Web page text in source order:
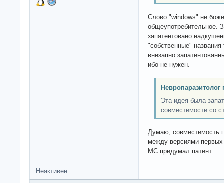
Слово "windows" не
общеупотребительное.
запатентовано
"собственные"
внезапно
ибо не нужен.
Невропаразитолог
Эта идея была
совместимости со
Думаю, совместимость
между версиями первых
МС придумал патент.
Неактивен